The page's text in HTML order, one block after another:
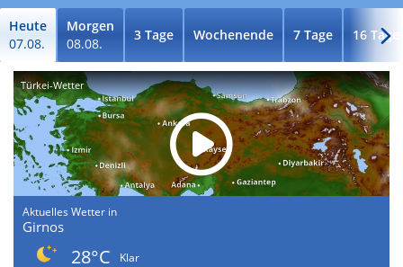
Heute
07.08.
Morgen
08.08.
3 Tage Wochenende 7 Tage 16 Tage
Türkei-Wetter
Aktuelles Wetter in
Girnos
28°C
Klar